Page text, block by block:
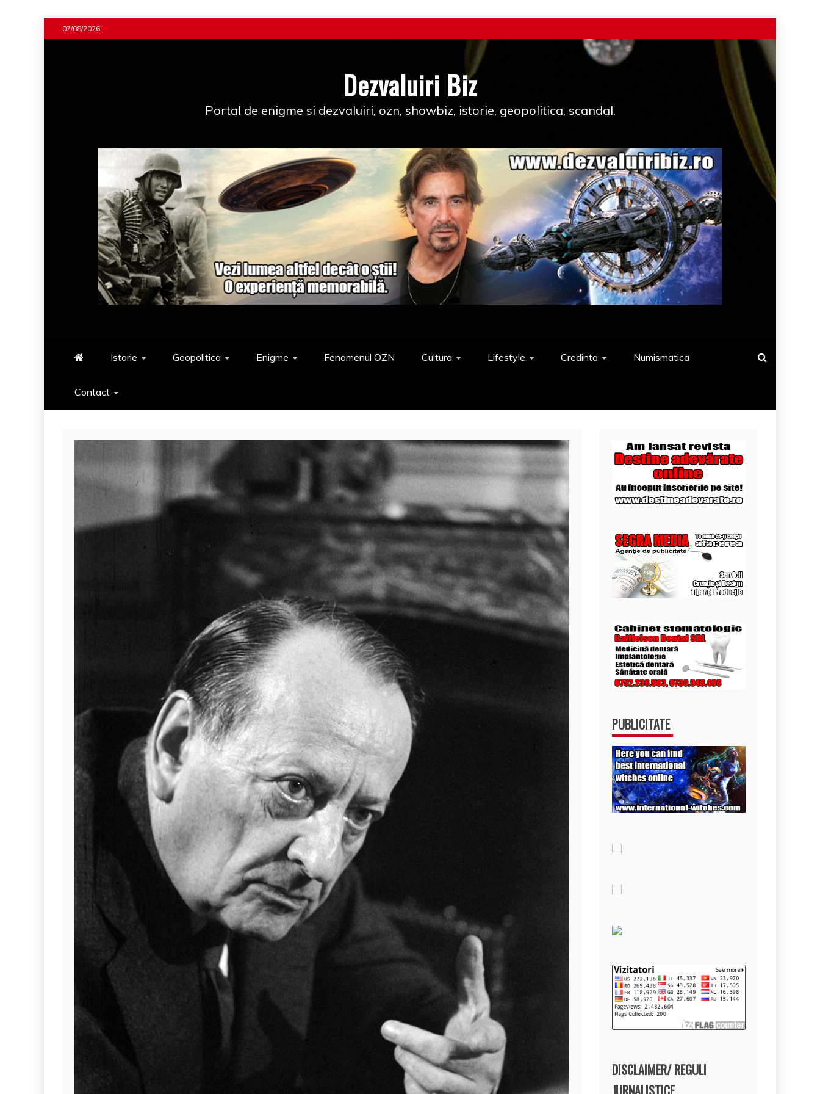
to
07/08/2026
Dezvaluiri Biz
Portal de enigme si dezvaluiri, ozn, showbiz, istorie, geopolitica, scandal.
Istorie Geopolitica Enigme Fenomenul OZN Cultura Lifestyle Credinta Numismatica
Contact
PUBLICITATE
DISCLAIMER/ REGULI
JURNALISTICE